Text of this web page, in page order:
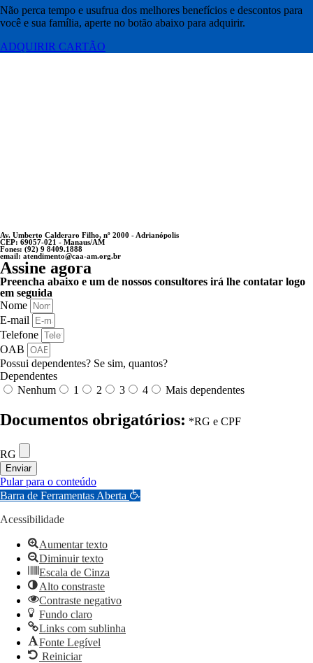
Não perca tempo e usufrua dos melhores benefícios e descontos para
você e sua família, aperte no botão abaixo para adquirir.
ADQUIRIR CARTÃO
Av. Umberto Calderaro Filho, nº 2000 - Adrianópolis
CEP: 69057-021 - Manaus/AM
Fones: (92) 9 8409.1888
email: atendimento@caa-am.org.br
Assine agora
Preencha abaixo e um de nossos consultores irá lhe contatar logo
em seguida
Nome
E-mail
Telefone
OAB
Possui dependentes? Se sim, quantos?
Dependentes
Nenhum
1 2 3 4 Mais dependentes
Documentos obrigatórios: *RG e CPF
RG
Enviar
Pular para o conteúdo
Barra de Ferramentas Aberta
Acessibilidade
Aumentar texto
Diminuir texto
Escala de Cinza
Alto constraste
Contraste negativo
Fundo claro
Links com sublinha
Fonte Legível
Reiniciar